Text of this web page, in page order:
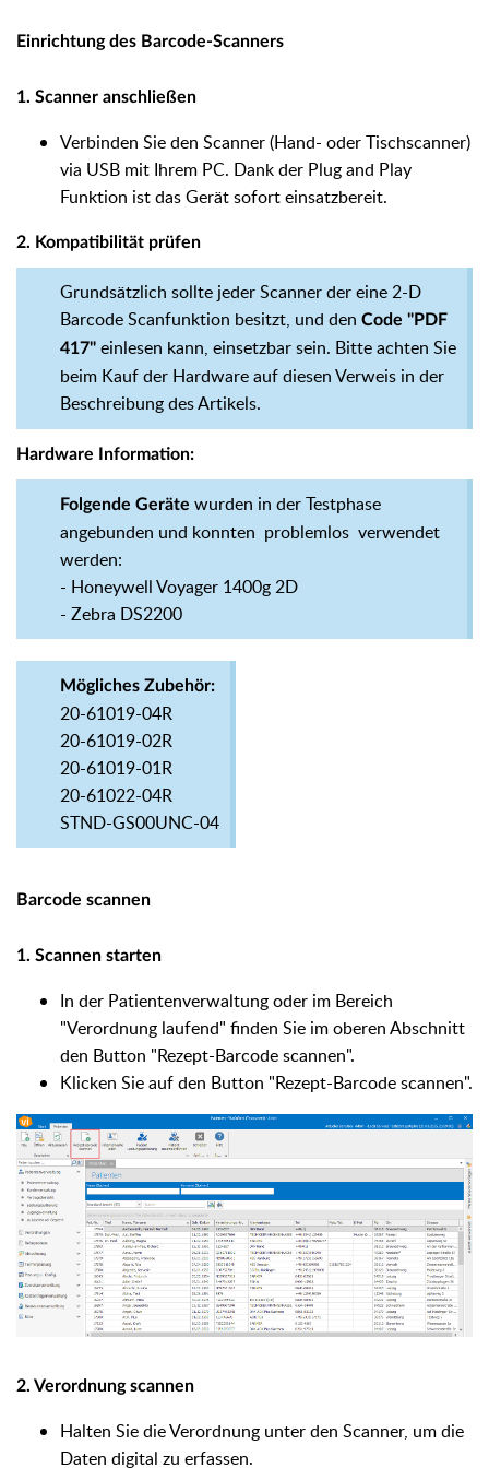
Einrichtung des Barcode-Scanners
1. Scanner anschließen
Verbinden Sie den Scanner (Hand- oder Tischscanner)
via USB mit Ihrem PC. Dank der Plug and Play
Funktion ist das Gerät sofort einsatzbereit.
2. Kompatibilität prüfen
Grundsätzlich sollte jeder Scanner der eine 2-D
Barcode Scanfunktion besitzt, und den Code "PDF
417" einlesen kann, einsetzbar sein. Bitte achten Sie
beim Kauf der Hardware auf diesen Verweis in der
Beschreibung des Artikels.
Hardware Information:
Folgende Geräte wurden in der Testphase
angebunden und konnten problemlos verwendet
werden:
- Honeywell Voyager 1400g 2D
- Zebra DS2200
Mögliches Zubehör:
20-61019-04R
20-61019-02R
20-61019-01R
20-61022-04R
STND-GS00UNC-04
Barcode scannen
1. Scannen starten
In der Patientenverwaltung oder im Bereich
"Verordnung laufend" finden Sie im oberen Abschnitt
den Button "Rezept-Barcode scannen".
Klicken Sie auf den Button "Rezept-Barcode scannen".
2. Verordnung scannen
Halten Sie die Verordnung unter den Scanner, um die
Daten digital zu erfassen.